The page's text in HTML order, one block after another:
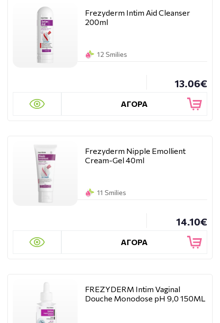
Frezyderm Intim Aid Cleanser
200ml
12 Smilies
13.06€
ΑΓΟΡΑ
Frezyderm Nipple Emollient
Cream-Gel 40ml
11 Smilies
14.10€
ΑΓΟΡΑ
FREZYDERM Intim Vaginal
Douche Monodose pH 9,0 150ML